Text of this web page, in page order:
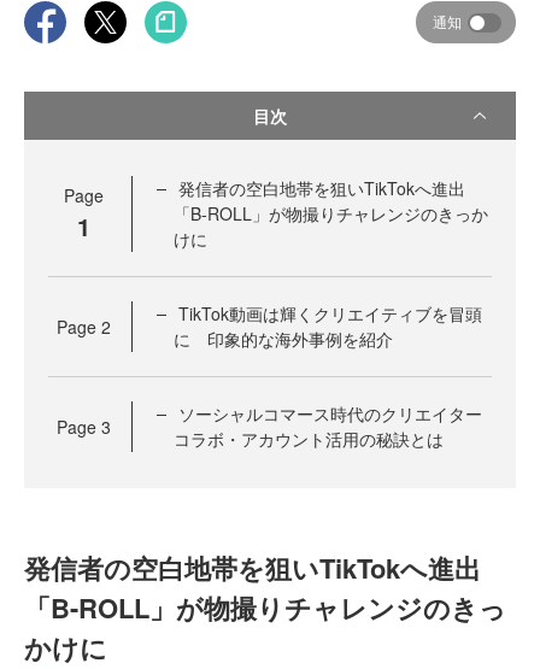
通知
目次
Page
1
発信者の空白地帯を狙いTikTokへ進出
「B-ROLL」が物撮りチャレンジのきっか
けに
Page 2
TikTok動画は輝くクリエイティブを冒頭
に 印象的な海外事例を紹介
Page 3
ソーシャルコマース時代のクリエイター
コラボ・アカウント活用の秘訣とは
発信者の空白地帯を狙いTikTokへ進出
「B-ROLL」が物撮りチャレンジのきっ
かけに